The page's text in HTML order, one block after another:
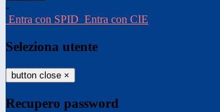
-
Entra con SPID Entra con CIE
Seleziona utente
button close ×
Recupero password